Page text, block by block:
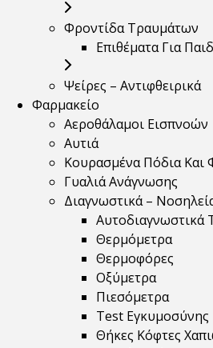
Φροντίδα Τραυμάτων
Επιθέματα Για
Ψείρες – Αντιφθειρικά
Φαρμακείο
Αεροθάλαμοι Εισπνοών
Αυτιά
Κουρασμένα Πόδια Και
Γυαλιά Ανάγνωσης
Διαγνωστικά –
Αυτοδιαγνωστικά
Θερμόμετρα
Θερμοφόρες
Οξύμετρα
Πιεσόμετρα
Test Εγκυμοσύνης
Θήκες Κόφτες